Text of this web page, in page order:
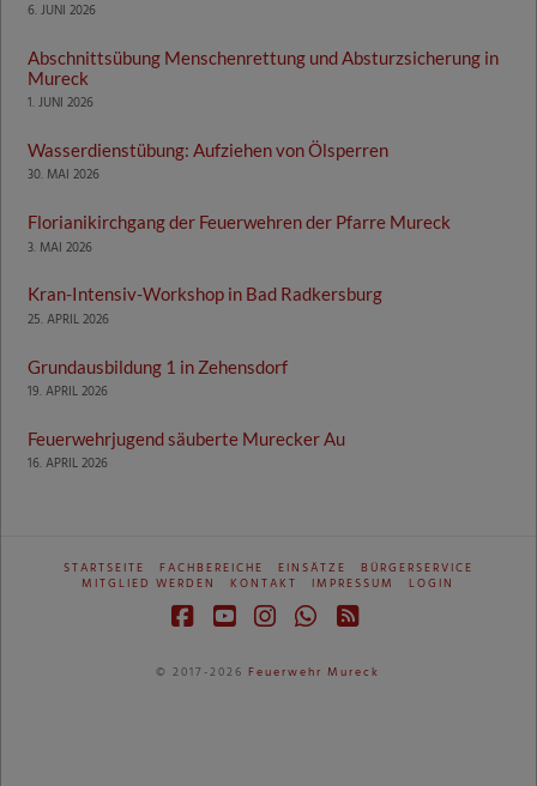
6. JUNI 2026
Abschnittsübung Menschenrettung und Absturzsicherung in
Mureck
1. JUNI 2026
Wasserdienstübung: Aufziehen von Ölsperren
30. MAI 2026
Florianikirchgang der Feuerwehren der Pfarre Mureck
3. MAI 2026
Kran-Intensiv-Workshop in Bad Radkersburg
25. APRIL 2026
Grundausbildung 1 in Zehensdorf
19. APRIL 2026
Feuerwehrjugend säuberte Murecker Au
16. APRIL 2026
STARTSEITE FACHBEREICHE EINSÄTZE
BÜRGERSERVICE
MITGLIED WERDEN
KONTAKT IMPRESSUM LOGIN
Facebook
YouTubeInstagram
Whatsapp
RSS
© 2017-2026Feuerwehr Mureck